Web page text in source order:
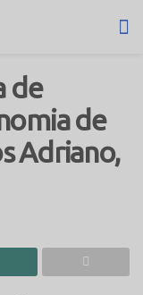
de
de
Adriano,